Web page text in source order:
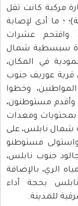
مركبة كانت تقل
ما أدى لإصابة
4 شهور، واقتحم عشرات
سبسطية شمال
في المكان،
عوريف جنوب
وخطوا
مستوطنون،
ومعدات
شمال نابلس، على
مستوطنو
جنوب نابلس،
الري، بالإضافة
بحجة أداء
للمدينة.